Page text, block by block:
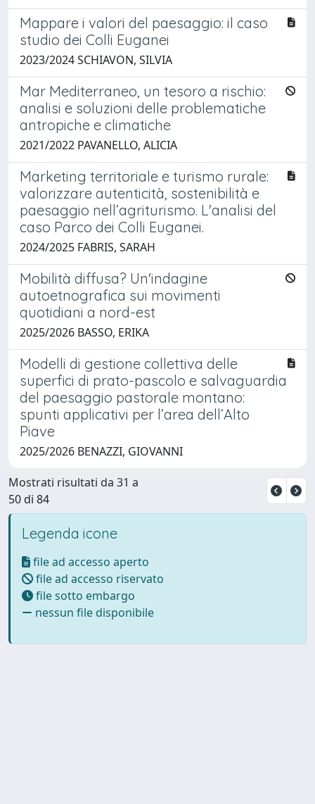
Mappare i valori del paesaggio: il caso
studio dei Colli Euganei
2023/2024 SCHIAVON, SILVIA
Mar Mediterraneo, un tesoro a rischio:
analisi e soluzioni delle problematiche
antropiche e climatiche
2021/2022 PAVANELLO, ALICIA
Marketing territoriale e turismo rurale:
valorizzare autenticità, sostenibilità e
paesaggio nell’agriturismo. L'analisi del
caso Parco dei Colli Euganei.
2024/2025 FABRIS, SARAH
Mobilità diffusa? Un'indagine
autoetnografica sui movimenti
quotidiani a nord-est
2025/2026 BASSO, ERIKA
Modelli di gestione collettiva delle
superfici di prato-pascolo e salvaguardia
del paesaggio pastorale montano:
spunti applicativi per l’area dell’Alto
Piave
2025/2026 BENAZZI, GIOVANNI
Mostrati risultati da 31 a
50 di 84
Legenda icone
file ad accesso aperto
file ad accesso riservato
file sotto embargo
nessun file disponibile